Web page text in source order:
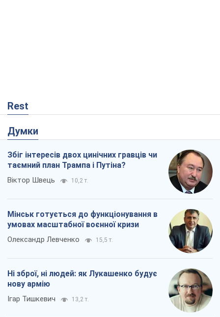
Rest
Думки
Збіг інтересів двох цинічних гравців чи
таємний план Трампа і Путіна?
Віктор Швець 10,2 т.
Мінськ готується до функціонування в
умовах масштабної воєнної кризи
Олександр Левченко 15,5 т.
Ні зброї, ні людей: як Лукашенко будує
нову армію
Ігар Тишкевич 13,2 т.